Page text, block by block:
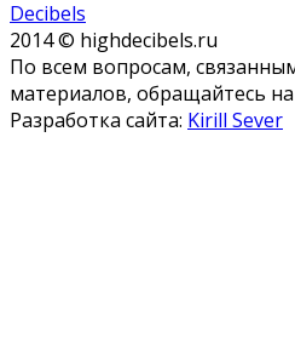
2014 © highdecibels.ru
По всем вопросам,
материалов, обращайтесь на
Разработка сайта: Kirill Sever